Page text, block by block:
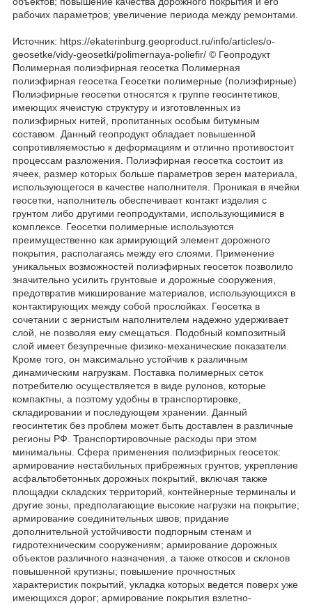
рабочих параметров; увеличение периода между ремонтами.
Источник: https://ekaterinburg.geoproduct.ru/info/articles/o-
geosetke/vidy-geosetki/polimernaya-poliefir/ © Геопродукт
Полимерная полиэфирная геосетка Полимерная
полиэфирная геосетка Геосетки полимерные (полиэфирные)
Полиэфирные геосетки относятся к группе геосинтетиков,
имеющих ячеистую структуру и изготовленных из
полиэфирных нитей, пропитанных особым битумным
составом. Данный геопродукт обладает повышенной
сопротивляемостью к деформациям и отлично противостоит
процессам разложения. Полиэфирная геосетка состоит из
ячеек, размер которых больше параметров зерен материала,
использующегося в качестве наполнителя. Проникая в ячейки
геосетки, наполнитель обеспечивает контакт изделия с
грунтом либо другими геопродуктами, использующимися в
комплексе. Геосетки полимерные используются
преимущественно как армирующий элемент дорожного
покрытия, располагаясь между его слоями. Применение
уникальных возможностей полиэфирных геосеток позволило
значительно усилить грунтовые и дорожные сооружения,
предотвратив микширование материалов, использующихся в
контактирующих между собой прослойках. Геосетка в
сочетании с зернистым наполнителем надежно удерживает
слой, не позволяя ему смещаться. Подобный композитный
слой имеет безупречные физико-механические показатели.
Кроме того, он максимально устойчив к различным
динамическим нагрузкам. Поставка полимерных сеток
потребителю осуществляется в виде рулонов, которые
компактны, а поэтому удобны в транспортировке,
складировании и последующем хранении. Данный
геосинтетик без проблем может быть доставлен в различные
регионы РФ. Транспортировочные расходы при этом
минимальны. Сфера применения полиэфирных геосеток:
армирование нестабильных прибрежных грунтов; укрепление
асфальтобетонных дорожных покрытий, включая также
площадки складских территорий, контейнерные терминалы и
другие зоны, предполагающие высокие нагрузки на покрытие;
армирование соединительных швов; придание
дополнительной устойчивости подпорным стенам и
гидротехническим сооружениям; армирование дорожных
объектов различного назначения, а также откосов и склонов
повышенной крутизны; повышение прочностных
характеристик покрытий, укладка которых ведется поверх уже
имеющихся дорог; армирование покрытия взлетно-